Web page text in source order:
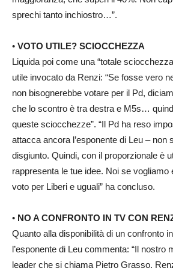
sprechi tanto inchiostro…”.
• VOTO UTILE? SCIOCCHEZZA
Liquida poi come una “totale
utile invocato da Renzi: “Se fosse vero
non bisognerebbe votare per il Pd,
che lo scontro è tra destra e M5s…
queste sciocchezze”. “Il Pd ha reso
attacca ancora l’esponente di Leu – non
disgiunto. Quindi, con il proporzionale è
rappresenta le tue idee. Noi se vogliamo
voto per Liberi e uguali” ha concluso.
• NO A CONFRONTO IN TV CON
Quanto alla disponibilità di un confronto
l’esponente di Leu commenta: “Il nostro
leader che si chiama Pietro Grasso.